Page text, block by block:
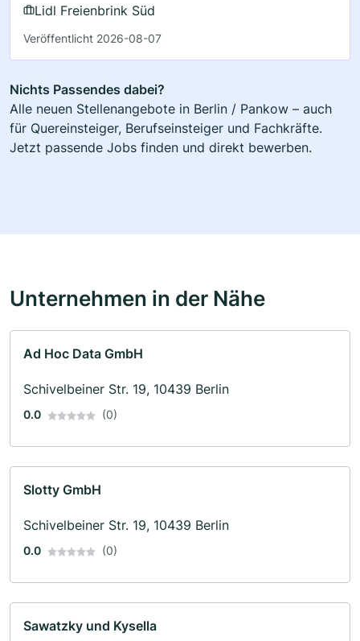
Lidl Freienbrink Süd
Veröffentlicht 2026-08-07
Nichts Passendes dabei?
Alle neuen Stellenangebote in Berlin / Pankow – auch
für Quereinsteiger, Berufseinsteiger und Fachkräfte.
Jetzt passende Jobs finden und direkt bewerben.
Unternehmen in der Nähe
Ad Hoc Data GmbH
Schivelbeiner Str. 19, 10439 Berlin
0.0 (0)
Slotty GmbH
Schivelbeiner Str. 19, 10439 Berlin
0.0 (0)
Sawatzky und Kysella